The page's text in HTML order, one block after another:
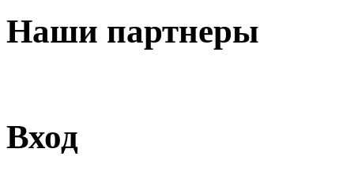
Наши партнеры
Вход